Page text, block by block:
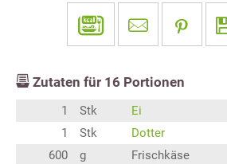
Zutaten für 16 Portionen
1 Stk
Ei
1
Stk
Dotter
600
g
Frischkäse